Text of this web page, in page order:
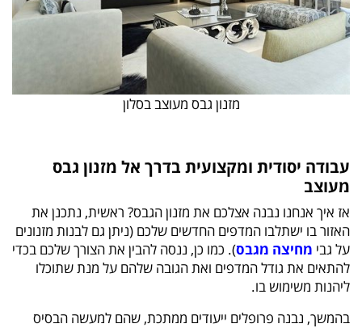
מזנון גבס מעוצב בסלון
עבודה יסודית ומקצועית בדרך אל מזנון גבס
מעוצב
אז איך אנחנו נבנה אצלכם את מזנון הגבס? ראשית, נתכנן את
האזור בו ישתלבו המדפים החדשים שלכם (ניתן גם לבנות מזנונים
על גבי מחיצה מגבס). כמו כן, ננסה להבין את הצורך שלכם בכדי
להתאים את גודל המדפים ואת הגובה שלהם על מנת שתוכלו
ליהנות משימוש בו.
בהמשך, נבנה פרופלים ייעודים ממתכת, שהם למעשה הבסיס